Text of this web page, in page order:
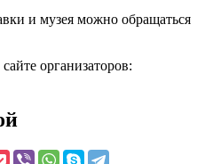
и музея можно обращаться
организаторов: